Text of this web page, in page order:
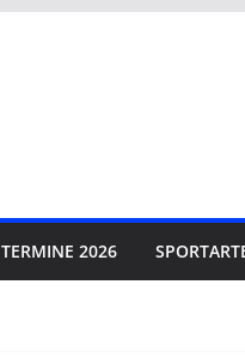
TERMINE 2026